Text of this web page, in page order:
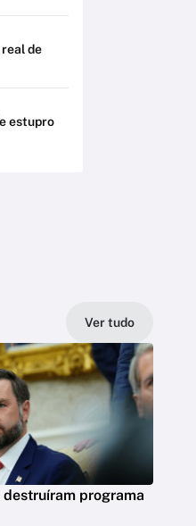
de
estupro
Ver tudo
destruíram programa